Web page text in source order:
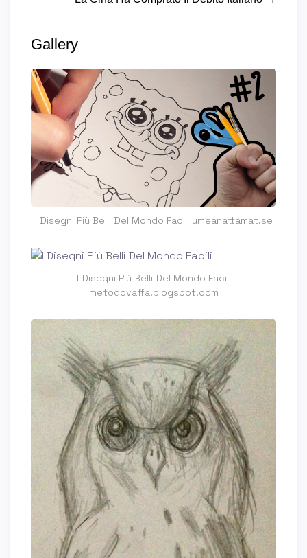
Gallery
I Disegni Più Belli Del Mondo Facili umeanattamat.se
I Disegni Più Belli Del Mondo Facili
metodovaffa.blogspot.com